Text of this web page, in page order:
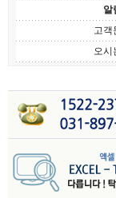
알
고객
오시